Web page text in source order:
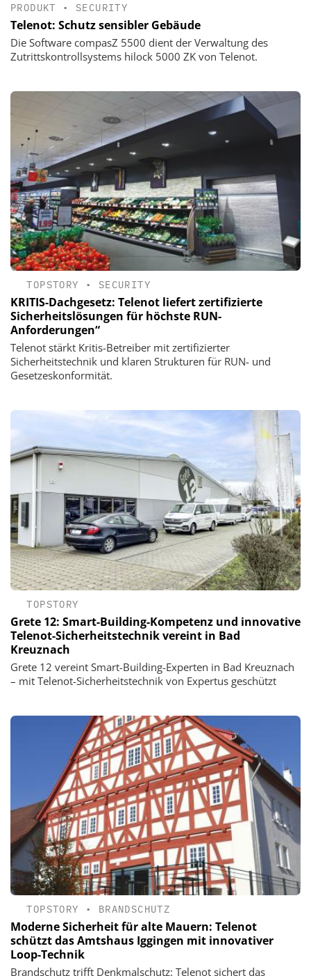
PRODUKT • SECURITY
Telenot: Schutz sensibler Gebäude
Die Software compasZ 5500 dient der Verwaltung des
Zutrittskontrollsystems hilock 5000 ZK von Telenot.
TOPSTORY • SECURITY
KRITIS-Dachgesetz: Telenot liefert zertifizierte
Sicherheitslösungen für höchste RUN-
Anforderungen“
Telenot stärkt Kritis-Betreiber mit zertifizierter
Sicherheitstechnik und klaren Strukturen für RUN- und
Gesetzeskonformität.
TOPSTORY
Grete 12: Smart-Building-Kompetenz und innovative
Telenot-Sicherheitstechnik vereint in Bad
Kreuznach
Grete 12 vereint Smart-Building-Experten in Bad Kreuznach
– mit Telenot-Sicherheitstechnik von Expertus geschützt
TOPSTORY • BRANDSCHUTZ
Moderne Sicherheit für alte Mauern: Telenot
schützt das Amtshaus Iggingen mit innovativer
Loop-Technik
Brandschutz trifft Denkmalschutz: Telenot sichert das